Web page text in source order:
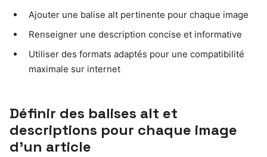
Ajouter une balise alt pertinente pour chaque image
Renseigner une description concise et informative
Utiliser des formats adaptés pour une compatibilité
maximale sur internet
Définir des balises alt et
descriptions pour chaque image
d’un article